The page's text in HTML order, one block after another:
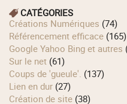
CATÉGORIES
Créations Numériques (74)
Référencement efficace (165)
Google Yahoo Bing et autres
Sur le net (61)
Coups de 'gueule'. (137)
Lien en dur (27)
Création de site (38)